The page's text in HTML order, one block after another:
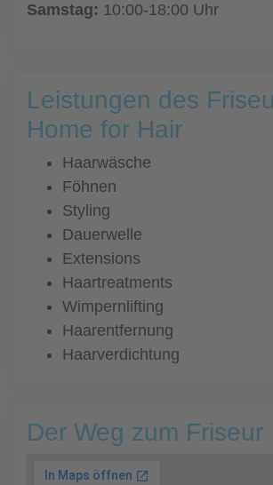
Samstag: 10:00-18:00 Uhr
Leistungen des
Home for Hair
Haarwäsche
Föhnen
Styling
Dauerwelle
Extensions
Haartreatments
Wimpernlifting
Haarentfernung
Haarverdichtung
Der Weg zum Friseur